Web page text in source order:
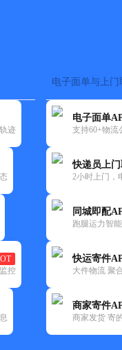
迹
控
电子面单与上门
电子面单
支持60+物流
快递员上
2小时上门，
同城即配
跑腿运力智
快运寄件
大件物流 聚
商家寄件
商家发货 寄
✕
清空已选